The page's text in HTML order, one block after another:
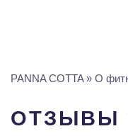
PANNA COTTA» О
ОТЗЫВЫ